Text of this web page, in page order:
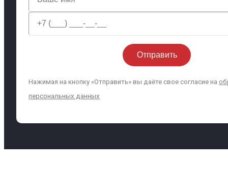
Нажимая на кнопку «Отправить» вы даёте свое согласие на
персональных данных